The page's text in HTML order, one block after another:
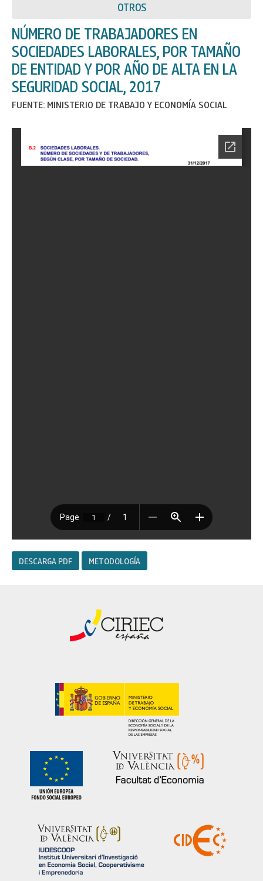
OTROS
NÚMERO DE TRABAJADORES EN
SOCIEDADES LABORALES, POR TAMAÑO
DE ENTIDAD Y POR AÑO DE ALTA EN LA
SEGURIDAD SOCIAL, 2017
FUENTE: MINISTERIO DE TRABAJO Y ECONOMÍA SOCIAL
DESCARGA PDF METODOLOGÍA